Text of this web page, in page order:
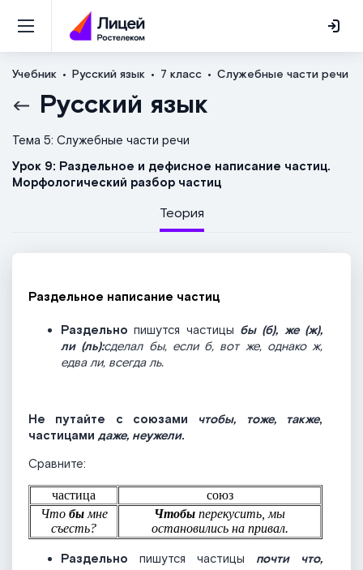
Учебник Русский язык 7 класс Служебные части речи
Русский язык
Тема 5: Служебные части речи
Урок 9: Раздельное и дефисное написание частиц.
Морфологический разбор частиц
Теория
Раздельное написание частиц
Раздельно пишутся частицы бы (б), же (ж),
ли (ль):сделал бы, если б, вот же, однако ж,
едва ли, всегда ль.
Не путайте с союзами чтобы, тоже, также,
частицами даже, неужели.
Сравните:
частица
союз
Что бымне
съесть?
Чтобы перекусить, мы
остановились на привал.
Раздельно пишутся частицы почти что,